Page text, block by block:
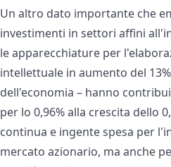
Un altro dato importante che
investimenti in settori affini
le apparecchiature per
intellettuale in aumento del
dell'economia – hanno
per lo 0,96% alla crescita dello
continua e ingente spesa per
mercato azionario, ma anche